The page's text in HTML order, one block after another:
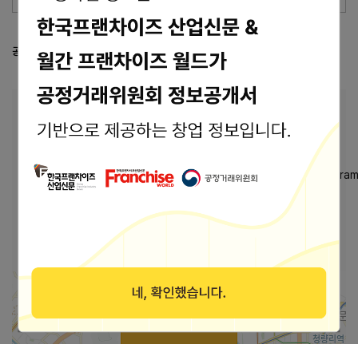
공정거래위원회 등록 정보 공정위 정보공개서 열람
본사상호 (주)정철어학원주니어
주소
https://franchise.ftc.go.kr/mnu/00013/
firMstSn=88150
https://blog.naver.com/jungchuljunior